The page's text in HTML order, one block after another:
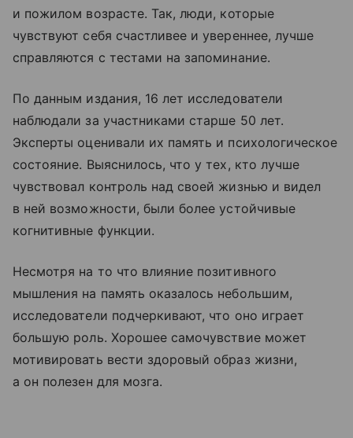
и пожилом возрасте. Так, люди, которые
чувствуют себя счастливее и увереннее, лучше
справляются с тестами на запоминание.
По данным издания, 16 лет исследователи
наблюдали за участниками старше 50 лет.
Эксперты оценивали их память и психологическое
состояние. Выяснилось, что у тех, кто лучше
чувствовал контроль над своей жизнью и видел
в ней возможности, были более устойчивые
когнитивные функции.
Несмотря на то что влияние позитивного
мышления на память оказалось небольшим,
исследователи подчеркивают, что оно играет
большую роль. Хорошее самочувствие может
мотивировать вести здоровый образ жизни,
а он полезен для мозга.